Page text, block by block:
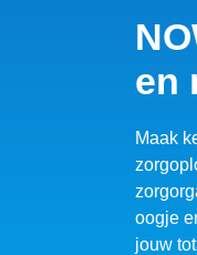
en
Maak
oogje
jouw